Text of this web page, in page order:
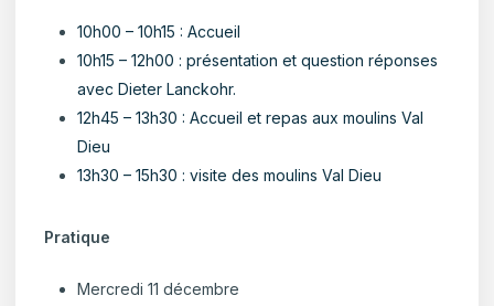
10h00 – 10h15 : Accueil
10h15 – 12h00 : présentation et question réponses
avec Dieter Lanckohr.
12h45 – 13h30 : Accueil et repas aux moulins Val
Dieu
13h30 – 15h30 : visite des moulins Val Dieu
Pratique
Mercredi 11 décembre